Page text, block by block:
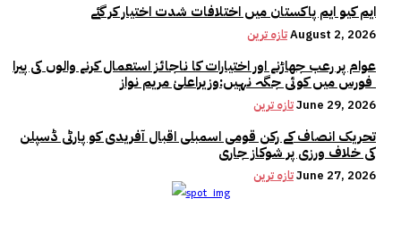
ایم کیو ایم پاکستان میں اختلافات شدت اختیار کر گئے
تازہ ترینAugust 2, 2026
عوام پر رعب جھاڑنے اور اختیارات کا ناجائز استعمال کرنے والوں کی پیرا
تازہ ترینJune 29, 2026
تحریک انصاف کے رکن قومی اسمبلی اقبال آفریدی کو پارٹی ڈسپلن
کی خلاف ورزی پر شوکاز جاری
تازہ ترینJune 27, 2026